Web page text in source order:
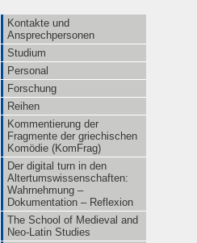
Kontakte und
Ansprechpersonen
Studium
Personal
Forschung
Reihen
Kommentierung der
Fragmente der griechischen
Komödie (KomFrag)
Der digital turn in den
Altertumswissenschaften:
Wahrnehmung –
Dokumentation – Reflexion
The School of Medieval and
Neo-Latin Studies